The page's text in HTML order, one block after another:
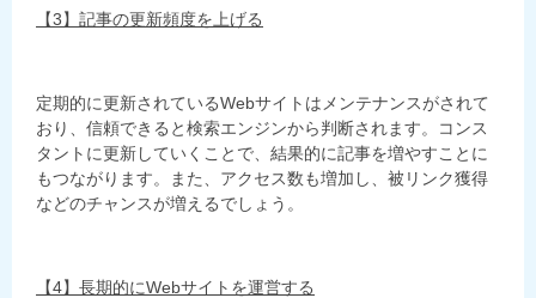
【3】記事の更新頻度を上げる
定期的に更新されているWebサイトはメンテナンスがされて
おり、信頼できると検索エンジンから判断されます。コンス
タントに更新していくことで、結果的に記事を増やすことに
もつながります。また、アクセス数も増加し、被リンク獲得
などのチャンスが増えるでしょう。
【4】長期的にWebサイトを運営する